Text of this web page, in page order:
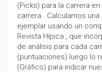
(Picks) para la carrera
carrera . Calculamos
ejemplar usando un
Revista Hípica , que
de análisis para cada
(puntuaciones) luego lo
(Gráfico) para indicar